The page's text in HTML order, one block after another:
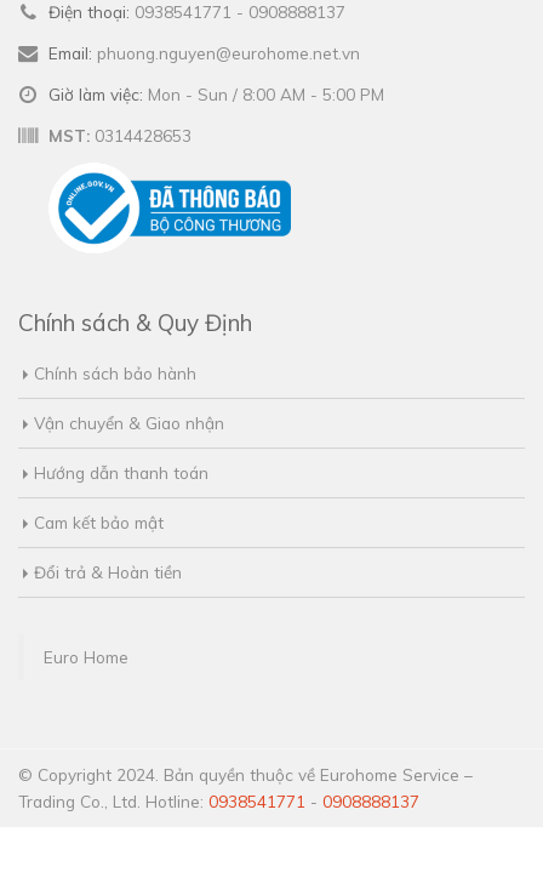
Điện thoại: 0938541771 - 0908888137
Email: phuong.nguyen@eurohome.net.vn
Giờ làm việc: Mon - Sun / 8:00 AM - 5:00 PM
MST: 0314428653
Chính sách & Quy Định
Chính sách bảo hành
Vận chuyển & Giao nhận
Hướng dẫn thanh toán
Cam kết bảo mật
Đổi trả & Hoàn tiền
Euro Home
© Copyright 2024. Bản quyền thuộc về Eurohome Service –
Trading Co., Ltd. Hotline: 0938541771 - 0908888137